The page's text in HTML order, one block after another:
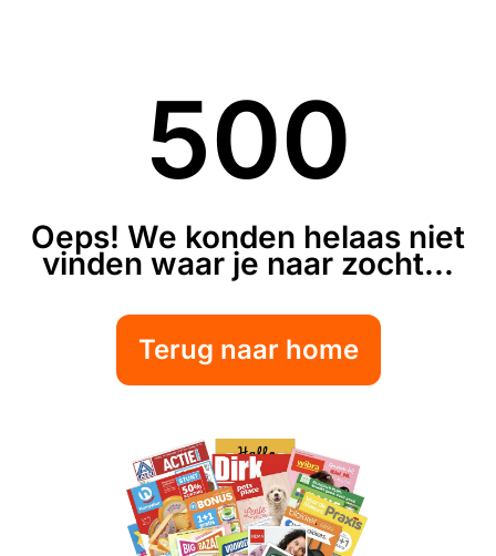
500
Oeps! We konden helaas niet
vinden waar je naar zocht...
Terug naar home